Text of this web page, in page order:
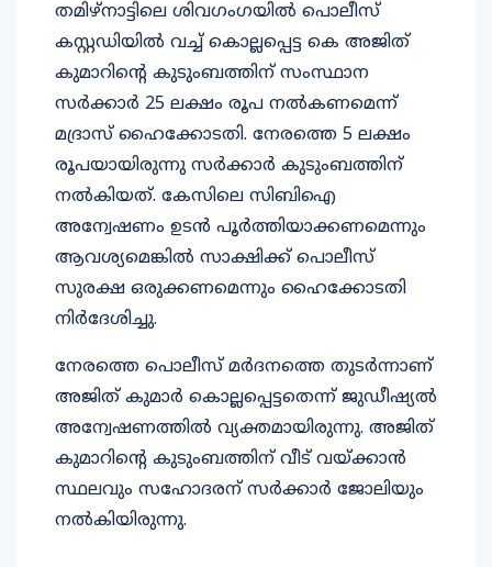
തമിഴ്നാട്ടിലെ ശിവഗംഗയിൽ പൊലീസ്
കസ്റ്റഡിയിൽ വച്ച് കൊല്ലപ്പെട്ട കെ അജിത്
കുമാറിന്റെ കുടുംബത്തിന് സംസ്ഥാന
സർക്കാർ 25 ലക്ഷം രൂപ നൽകണമെന്ന്
മദ്രാസ് ഹൈക്കോടതി. നേരത്തെ 5 ലക്ഷം
രൂപയായിരുന്നു സർക്കാർ കുടുംബത്തിന്
നൽകിയത്. കേസിലെ സിബിഐ
അന്വേഷണം ഉടൻ പൂർത്തിയാക്കണമെന്നും
ആവശ്യമെങ്കിൽ സാക്ഷിക്ക് പൊലീസ്
സുരക്ഷ ഒരുക്കണമെന്നും ഹൈക്കോടതി
നിർദേശിച്ചു.
നേരത്തെ പൊലീസ് മർദനത്തെ തുടർന്നാണ്
അജിത് കുമാർ കൊല്ലപ്പെട്ടതെന്ന് ജുഡീഷ്യൽ
അന്വേഷണത്തിൽ വ്യക്തമായിരുന്നു. അജിത്
കുമാറിന്റെ കുടുംബത്തിന് വീട് വയ്ക്കാൻ
സ്ഥലവും സഹോദരന് സർക്കാർ ജോലിയും
നൽകിയിരുന്നു.